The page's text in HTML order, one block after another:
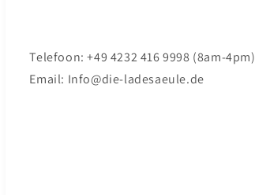
Telefoon: +49 4232 416 9998 (8am-4pm)
Email: Info@die-ladesaeule.de